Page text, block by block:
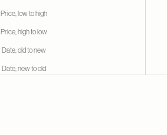
Price, low to high
Price, high to low
Date, old to new
Date, new to old